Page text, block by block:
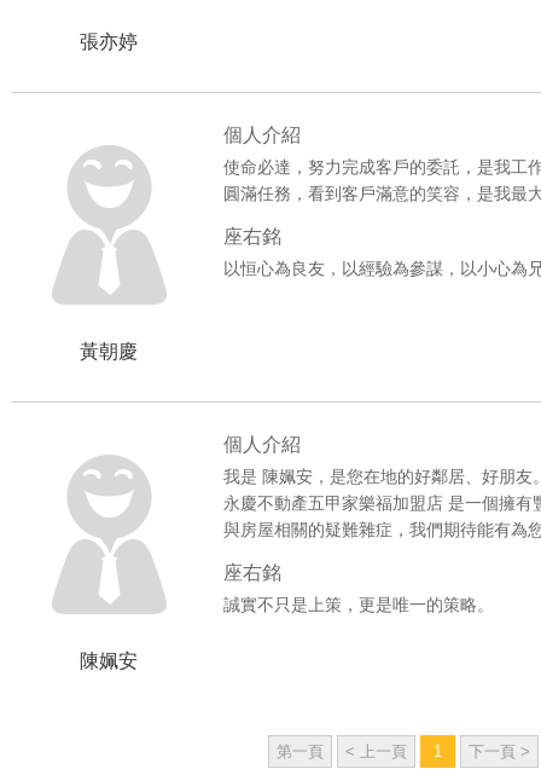
張亦婷
個人介紹
使命必達，努力完成客戶的委託，是我工
圓滿任務，看到客戶滿意的笑容，是我最
座右銘
以恒心為良友，以經驗為參謀，以小心為
黃朝慶
個人介紹
我是 陳姵安，是您在地的好鄰居、好朋友
永慶不動產五甲家樂福加盟店 是一個擁
與房屋相關的疑難雜症，我們期待能有為
座右銘
誠實不只是上策，更是唯一的策略。
陳姵安
第一頁 < 上一頁 1 下一頁 >